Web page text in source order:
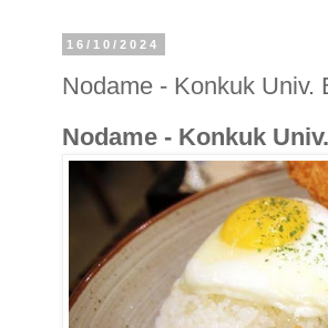
16/10/2024
Nodame - Konkuk Univ.
Nodame - Konkuk